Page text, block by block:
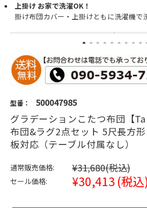
上掛け お家で洗濯OK！
掛け布団カバー・上掛けともに洗濯機で
型番： 500047985
グラデーションこたつ布団【
布団&ラグ2点セット 5尺長方
板対応（テーブル付属なし）
通常販売価格: ¥31,680(税込)
セール価格: ¥30,413 (税